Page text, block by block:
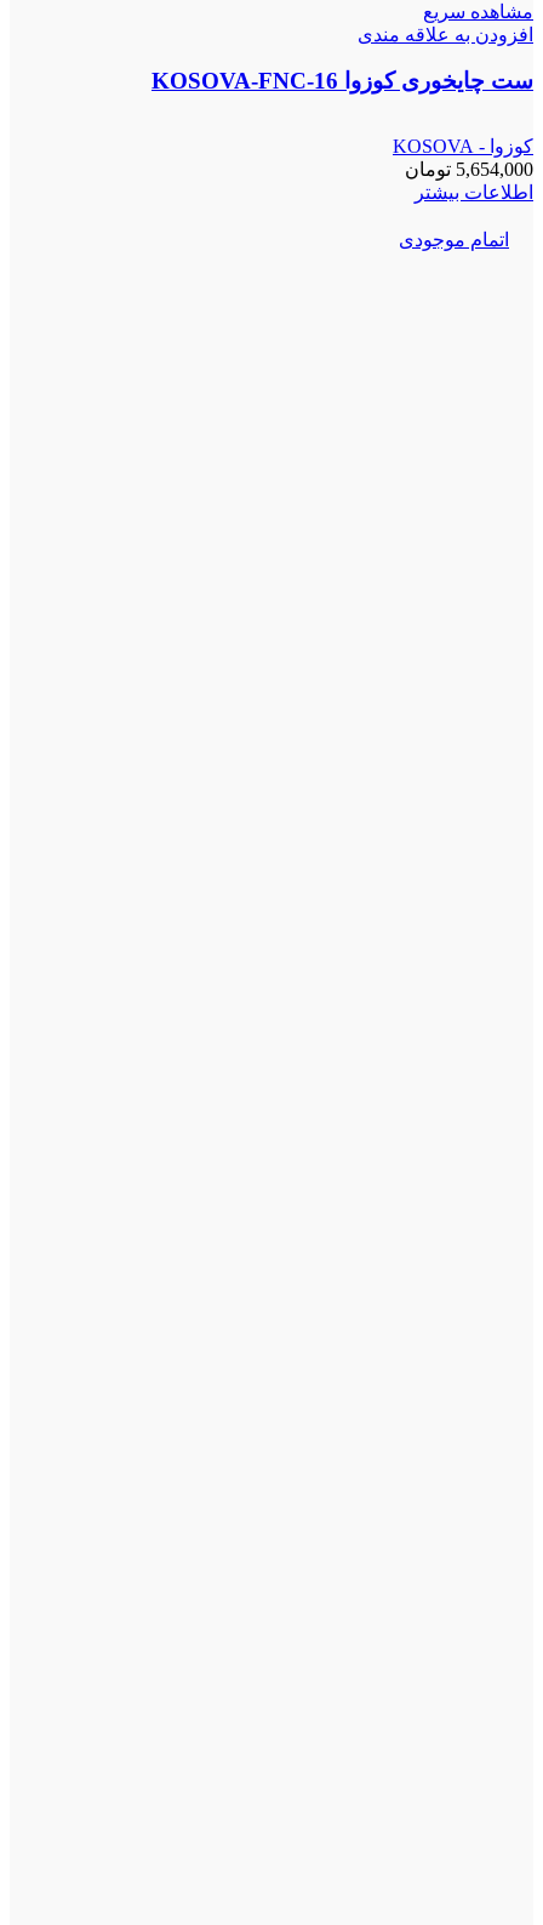
مشاهده سریع
افزودن به علاقه مندی
ست چایخوری کوزوا KOSOVA-FNC-16
کوزوا - KOSOVA
5,654,000 تومان
اطلاعات بیشتر
اتمام موجودی